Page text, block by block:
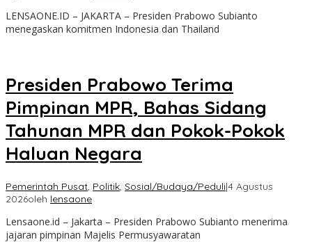
LENSAONE.ID – JAKARTA – Presiden Prabowo Subianto
menegaskan komitmen Indonesia dan Thailand
Presiden Prabowo Terima
Pimpinan MPR, Bahas Sidang
Tahunan MPR dan Pokok-Pokok
Haluan Negara
Pemerintah Pusat, Politik, Sosial/Budaya/Peduli|4 Agustus
2026oleh lensaone
Lensaone.id – Jakarta – Presiden Prabowo Subianto menerima
jajaran pimpinan Majelis Permusyawaratan